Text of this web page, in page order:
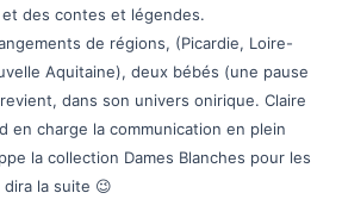
et des contes et légendes.
de régions, (Picardie, Loire-
Aquitaine), deux bébés (une pause
dans son univers onirique. Claire
en charge la communication en plein
la collection Dames Blanches pour les
dira la suite 😉